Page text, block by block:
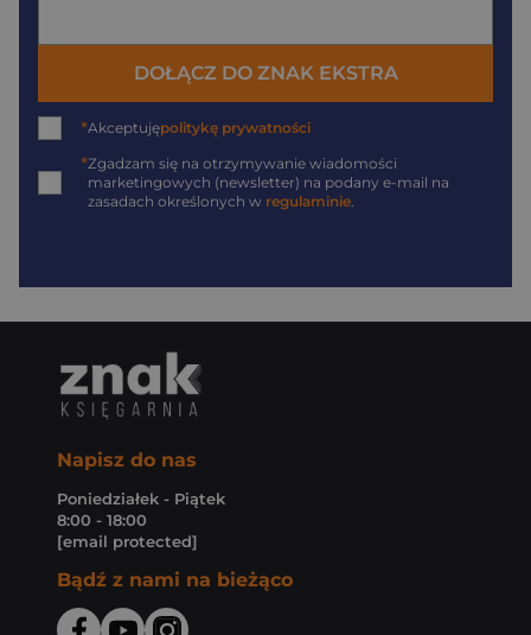
DOŁĄCZ DO ZNAK EKSTRA
*Akceptujępolitykę prywatności
*Zgadzam się na otrzymywanie wiadomości
marketingowych (newsletter) na podany e-mail na
zasadach określonych w regulaminie.
Napisz do nas
Poniedziałek - Piątek
8:00 - 18:00
[email protected]
Bądź z nami na bieżąco